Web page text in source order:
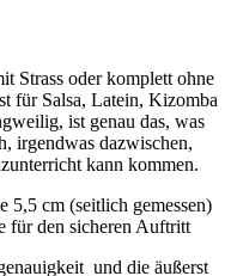
Strass oder komplett ohne
für Salsa, Latein, Kizomba
ist genau das, was
irgendwas dazwischen,
kann kommen.
5,5 cm (seitlich gemessen)
für den sicheren Auftritt
und die äußerst